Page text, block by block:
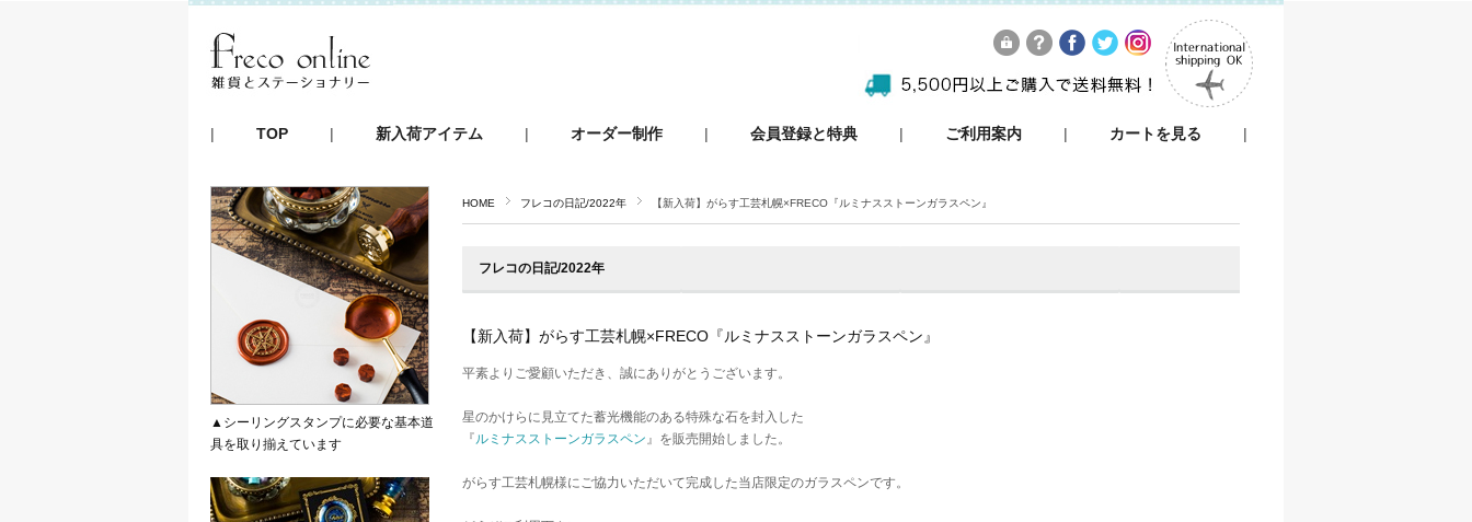
TOP 新入荷アイテム オーダー制作 会員登録と特典 ご利用案内 カートを見る
HOME フレコの日記/2022年 【新入荷】がらす工芸札幌×FRECO『ルミナスストーンガラスペン』
フレコの日記/2022年
【新入荷】がらす工芸札幌×FRECO『ルミナスストーンガラスペン』
平素よりご愛顧いただき、誠にありがとうございます。
星のかけらに見立てた蓄光機能のある特殊な石を封入した
『ルミナスストーンガラスペン 』を販売開始しました。
がらす工芸札幌様にご協力いただいて完成した当店限定のガラスペンです。
▲シーリングスタンプに必要な基本道
具を取り揃えています